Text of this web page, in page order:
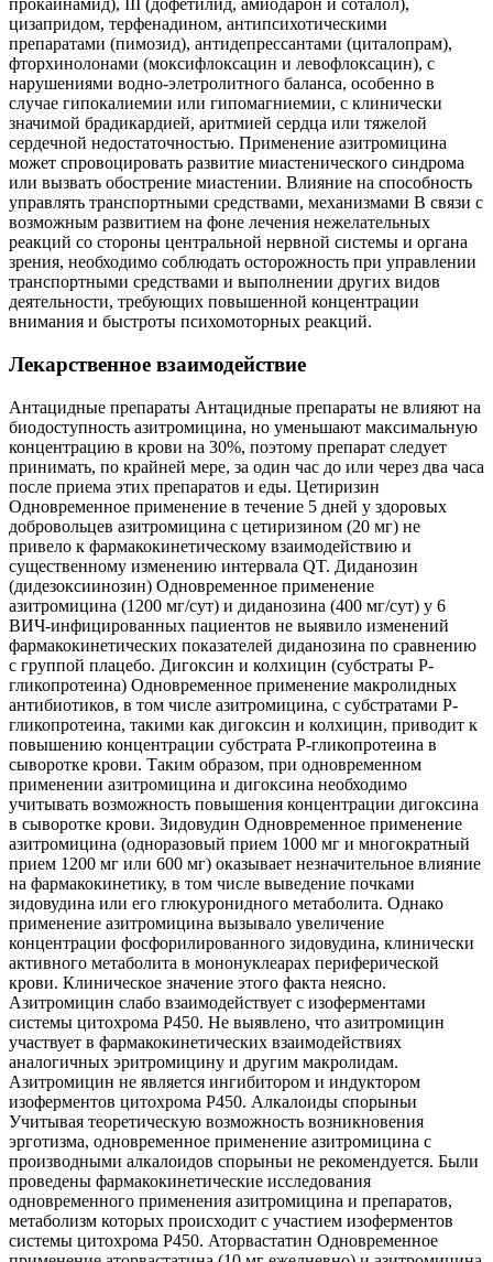
прокаинамид), III (дофетилид, амиодарон и соталол),
цизапридом, терфенадином, антипсихотическими
препаратами (пимозид), антидепрессантами (циталопрам),
фторхинолонами (моксифлоксацин и левофлоксацин), с
нарушениями водно-элетролитного баланса, особенно в
случае гипокалиемии или гипомагниемии, с клинически
значимой брадикардией, аритмией сердца или тяжелой
сердечной недостаточностью. Применение азитромицина
может спровоцировать развитие миастенического синдрома
или вызвать обострение миастении. Влияние на способность
управлять транспортными средствами, механизмами В связи с
возможным развитием на фоне лечения нежелательных
реакций со стороны центральной нервной системы и органа
зрения, необходимо соблюдать осторожность при управлении
транспортными средствами и выполнении других видов
деятельности, требующих повышенной концентрации
внимания и быстроты психомоторных реакций.
Лекарственное взаимодействие
Антацидные препараты Антацидные препараты не влияют на
биодоступность азитромицина, но уменьшают максимальную
концентрацию в крови на 30%, поэтому препарат следует
принимать, по крайней мере, за один час до или через два часа
после приема этих препаратов и еды. Цетиризин
Одновременное применение в течение 5 дней у здоровых
добровольцев азитромицина с цетиризином (20 мг) не
привело к фармакокинетическому взаимодействию и
существенному изменению интервала QT. Диданозин
(дидезоксиинозин) Одновременное применение
азитромицина (1200 мг/сут) и диданозина (400 мг/сут) у 6
ВИЧ-инфицированных пациентов не выявило изменений
фармакокинетических показателей диданозина по сравнению
с группой плацебо. Дигоксин и колхицин (субстраты Р-
гликопротеина) Одновременное применение макролидных
антибиотиков, в том числе азитромицина, с субстратами Р-
гликопротеина, такими как дигоксин и колхицин, приводит к
повышению концентрации субстрата Р-гликопротеина в
сыворотке крови. Таким образом, при одновременном
применении азитромицина и дигоксина необходимо
учитывать возможность повышения концентрации дигоксина
в сыворотке крови. Зидовудин Одновременное применение
азитромицина (одноразовый прием 1000 мг и многократный
прием 1200 мг или 600 мг) оказывает незначительное влияние
на фармакокинетику, в том числе выведение почками
зидовудина или его глюкуронидного метаболита. Однако
применение азитромицина вызывало увеличение
концентрации фосфорилированного зидовудина, клинически
активного метаболита в мононуклеарах периферической
крови. Клиническое значение этого факта неясно.
Азитромицин слабо взаимодействует с изоферментами
системы цитохрома Р450. Не выявлено, что азитромицин
участвует в фармакокинетических взаимодействиях
аналогичных эритромицину и другим макролидам.
Азитромицин не является ингибитором и индуктором
изоферментов цитохрома Р450. Алкалоиды спорыньи
Учитывая теоретическую возможность возникновения
эрготизма, одновременное применение азитромицина с
производными алкалоидов спорыньи не рекомендуется. Были
проведены фармакокинетические исследования
одновременного применения азитромицина и препаратов,
метаболизм которых происходит с участием изоферментов
системы цитохрома Р450. Аторвастатин Одновременное